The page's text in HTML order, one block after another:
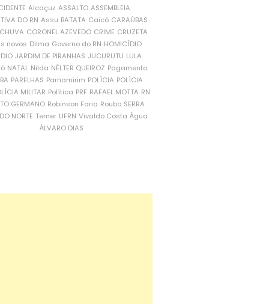
Alcaçuz ASSALTO ASSEMBLEIA
DO RN Assu BATATA Caicó CARAÚBAS
CORONEL AZEVEDO CRIME CRUZETA
novos Dilma Governo do RN HOMICÍDIO
JARDIM DE PIRANHAS JUCURUTU LULA
NATAL Nilda NÉLTER QUEIROZ Pagamento
PARELHAS Parnamirim POLÍCIA POLÍCIA
MILITAR Política PRF RAFAEL MOTTA RN
GERMANO Robinson Faria Roubo SERRA
NORTE Temer UFRN Vivaldo Costa Água
ÁLVARO DIAS